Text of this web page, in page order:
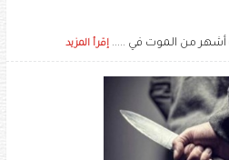
أشهر من الموت في ..... إقرأ المزيد